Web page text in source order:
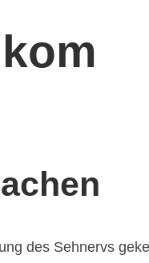
des Sehnervs